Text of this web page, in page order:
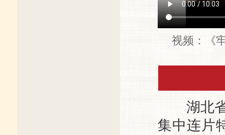
视频：《
湖北省
集中连片